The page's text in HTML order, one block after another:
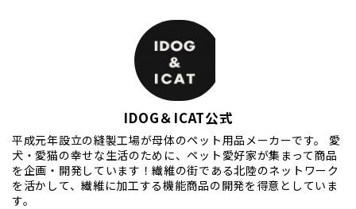
IDOG＆ICAT公式
平成元年設立の縫製工場が母体のペット用品メーカーです。 愛
犬・愛猫の幸せな生活のために、ペット愛好家が集まって商品
を企画・開発しています！繊維の街である北陸のネットワーク
を活かして、繊維に加工する機能商品の開発を得意としていま
す。